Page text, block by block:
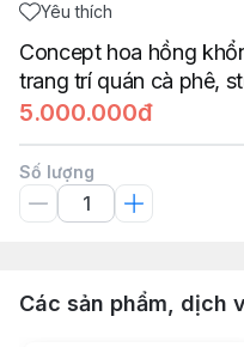
Yêu thích
Concept hoa hồng
trang trí quán cà phê,
5.000.000đ
Số lượng
Các sản phẩm, dịch